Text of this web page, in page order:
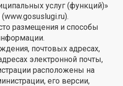
услуг (функций)»
размещения и способы
почтовых адресах,
электронной почты,
расположены на
его версии,